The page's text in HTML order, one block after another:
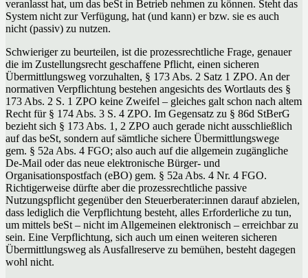
veranlasst hat, um das beSt in Betrieb nehmen zu können. Steht das
System nicht zur Verfügung, hat (und kann) er bzw. sie es auch
nicht (passiv) zu nutzen.
Schwieriger zu beurteilen, ist die prozessrechtliche Frage, genauer
die im Zustellungsrecht geschaffene Pflicht, einen sicheren
Übermittlungsweg vorzuhalten, § 173 Abs. 2 Satz 1 ZPO. An der
normativen Verpflichtung bestehen angesichts des Wortlauts des §
173 Abs. 2 S. 1 ZPO keine Zweifel – gleiches galt schon nach altem
Recht für § 174 Abs. 3 S. 4 ZPO. Im Gegensatz zu § 86d StBerG
bezieht sich § 173 Abs. 1, 2 ZPO auch gerade nicht ausschließlich
auf das beSt, sondern auf sämtliche sichere Übermittlungswege
gem. § 52a Abs. 4 FGO; also auch auf die allgemein zugängliche
De-Mail oder das neue elektronische Bürger- und
Organisationspostfach (eBO) gem. § 52a Abs. 4 Nr. 4 FGO.
Richtigerweise dürfte aber die prozessrechtliche passive
Nutzungspflicht gegenüber den Steuerberater:innen darauf abzielen,
dass lediglich die Verpflichtung besteht, alles Erforderliche zu tun,
um mittels beSt – nicht im Allgemeinen elektronisch – erreichbar zu
sein. Eine Verpflichtung, sich auch um einen weiteren sicheren
Übermittlungsweg als Ausfallreserve zu bemühen, besteht dagegen
wohl nicht.